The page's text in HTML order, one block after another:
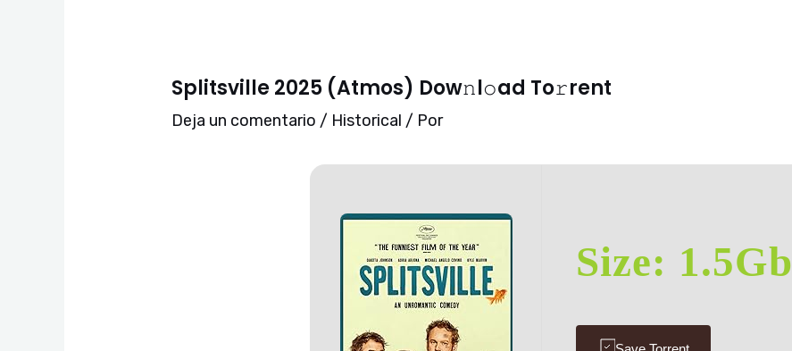
Splitsville 2025 (Atmos) Dow𝚗l𝚘ad To𝚛rent
Deja un comentario / Historical / Por
Size: 1.5Gb